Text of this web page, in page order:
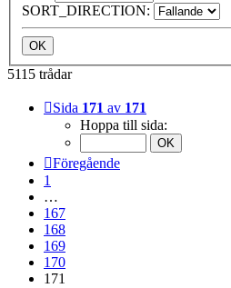
SORT_DIRECTION:
5115 trådar
Sida 171 av 171
Hoppa till sida:
Föregående
1
…
167
168
169
170
171